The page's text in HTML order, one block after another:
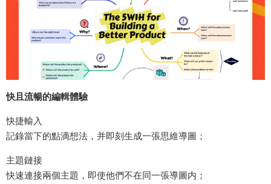
快且流暢的編輯體驗
快捷輸入
記錄當下的點滴想法，并即刻生成一張思維導圖；
主題鏈接
快速連接兩個主題，即使他們不在同一張導圖内；